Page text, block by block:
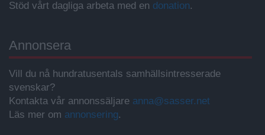
Stöd vårt dagliga arbeta med en donation.
Annonsera
Vill du nå hundratusentals samhällsintresserade
svenskar?
Kontakta vår annonssäljare anna@sasser.net
Läs mer om annonsering.